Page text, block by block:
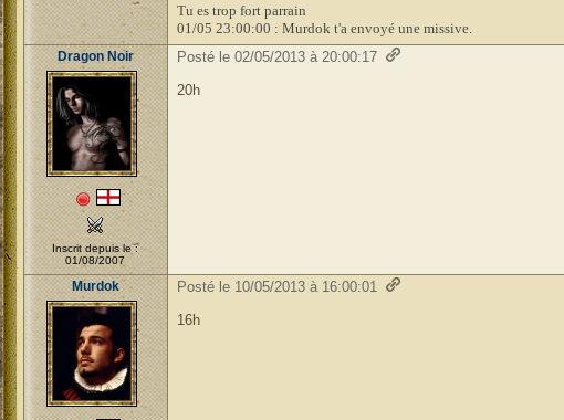
Tu es trop fort parrain
01/05 23:00:00 : Murdok t'a envoyé une missive.
Dragon Noir
Inscrit depuis le :
01/08/2007
Posté le 02/05/2013 à 20:00:17
20h
Murdok
Posté le 10/05/2013 à 16:00:01
16h